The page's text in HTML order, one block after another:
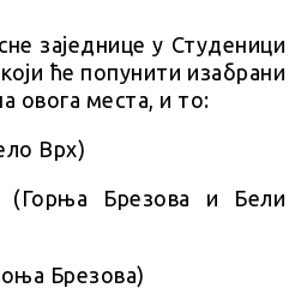
заједнице у Студеници
ће попунити изабрани
овога места, и то:
Врх)
(Горња Брезова и Бели
Брезова)